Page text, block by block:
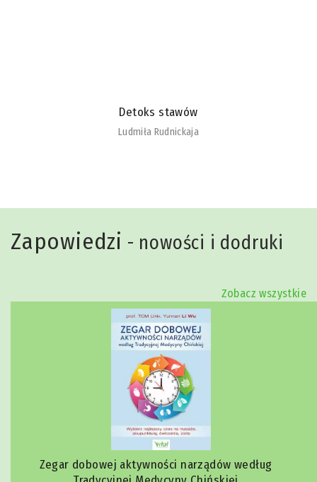
Detoks stawów
Ludmiła Rudnickaja
Zapowiedzi - nowości i dodruki
Zobacz wszystkie
Zegar dobowej aktywności narządów według